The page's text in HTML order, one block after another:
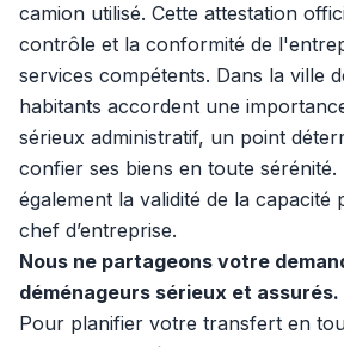
camion utilisé. Cette attestation
contrôle et la conformité de
services compétents. Dans la ville
habitants accordent une
sérieux administratif, un point
confier ses biens en toute sérénité.
également la validité de la capacité
chef d’entreprise.
Nous ne partageons votre
déménageurs sérieux et assurés.
Pour planifier votre transfert en